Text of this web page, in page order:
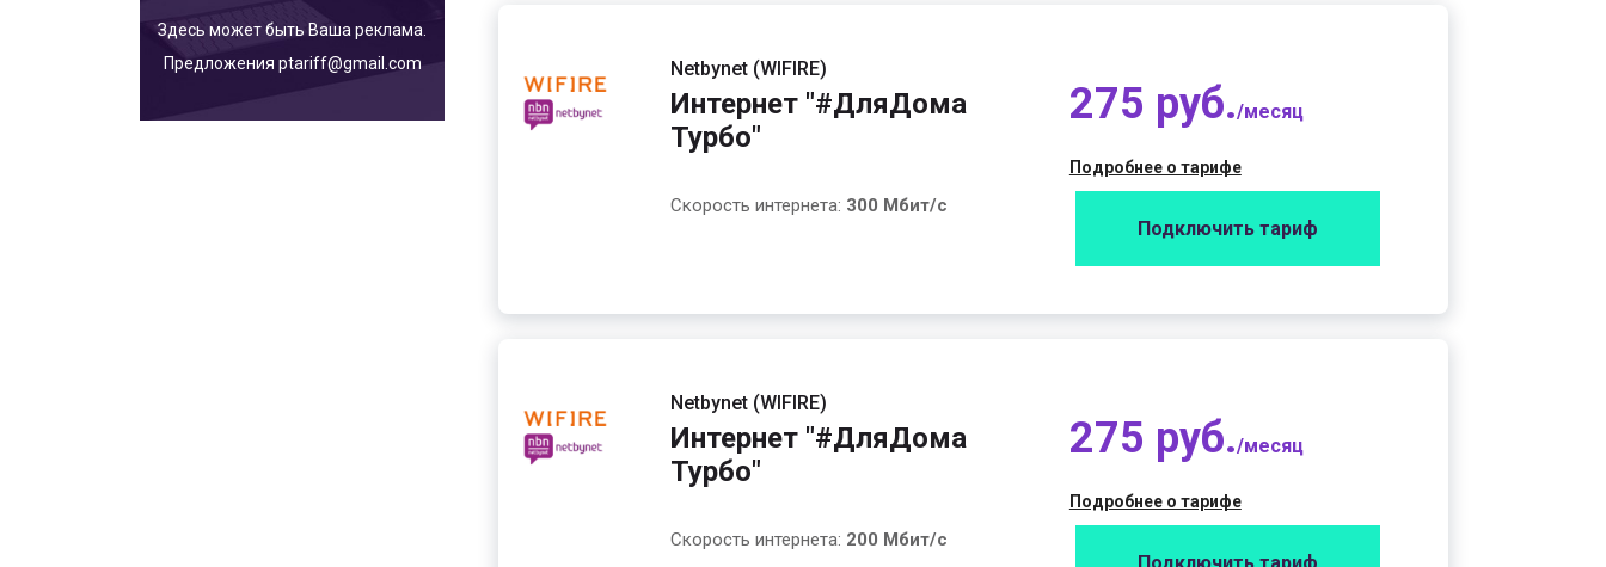
Здесь может быть Ваша реклама.
Предложения ptariff@gmail.com
Netbynet (WIFIRE)
Интернет "#ДляДома
Турбо"
Скорость интернета: 300 Мбит/с
275 руб./месяц
Подробнее о тарифе
Подключить тариф
Netbynet (WIFIRE)
Интернет "#ДляДома
Турбо"
Скорость интернета: 200 Мбит/с
275 руб./месяц
Подробнее о тарифе